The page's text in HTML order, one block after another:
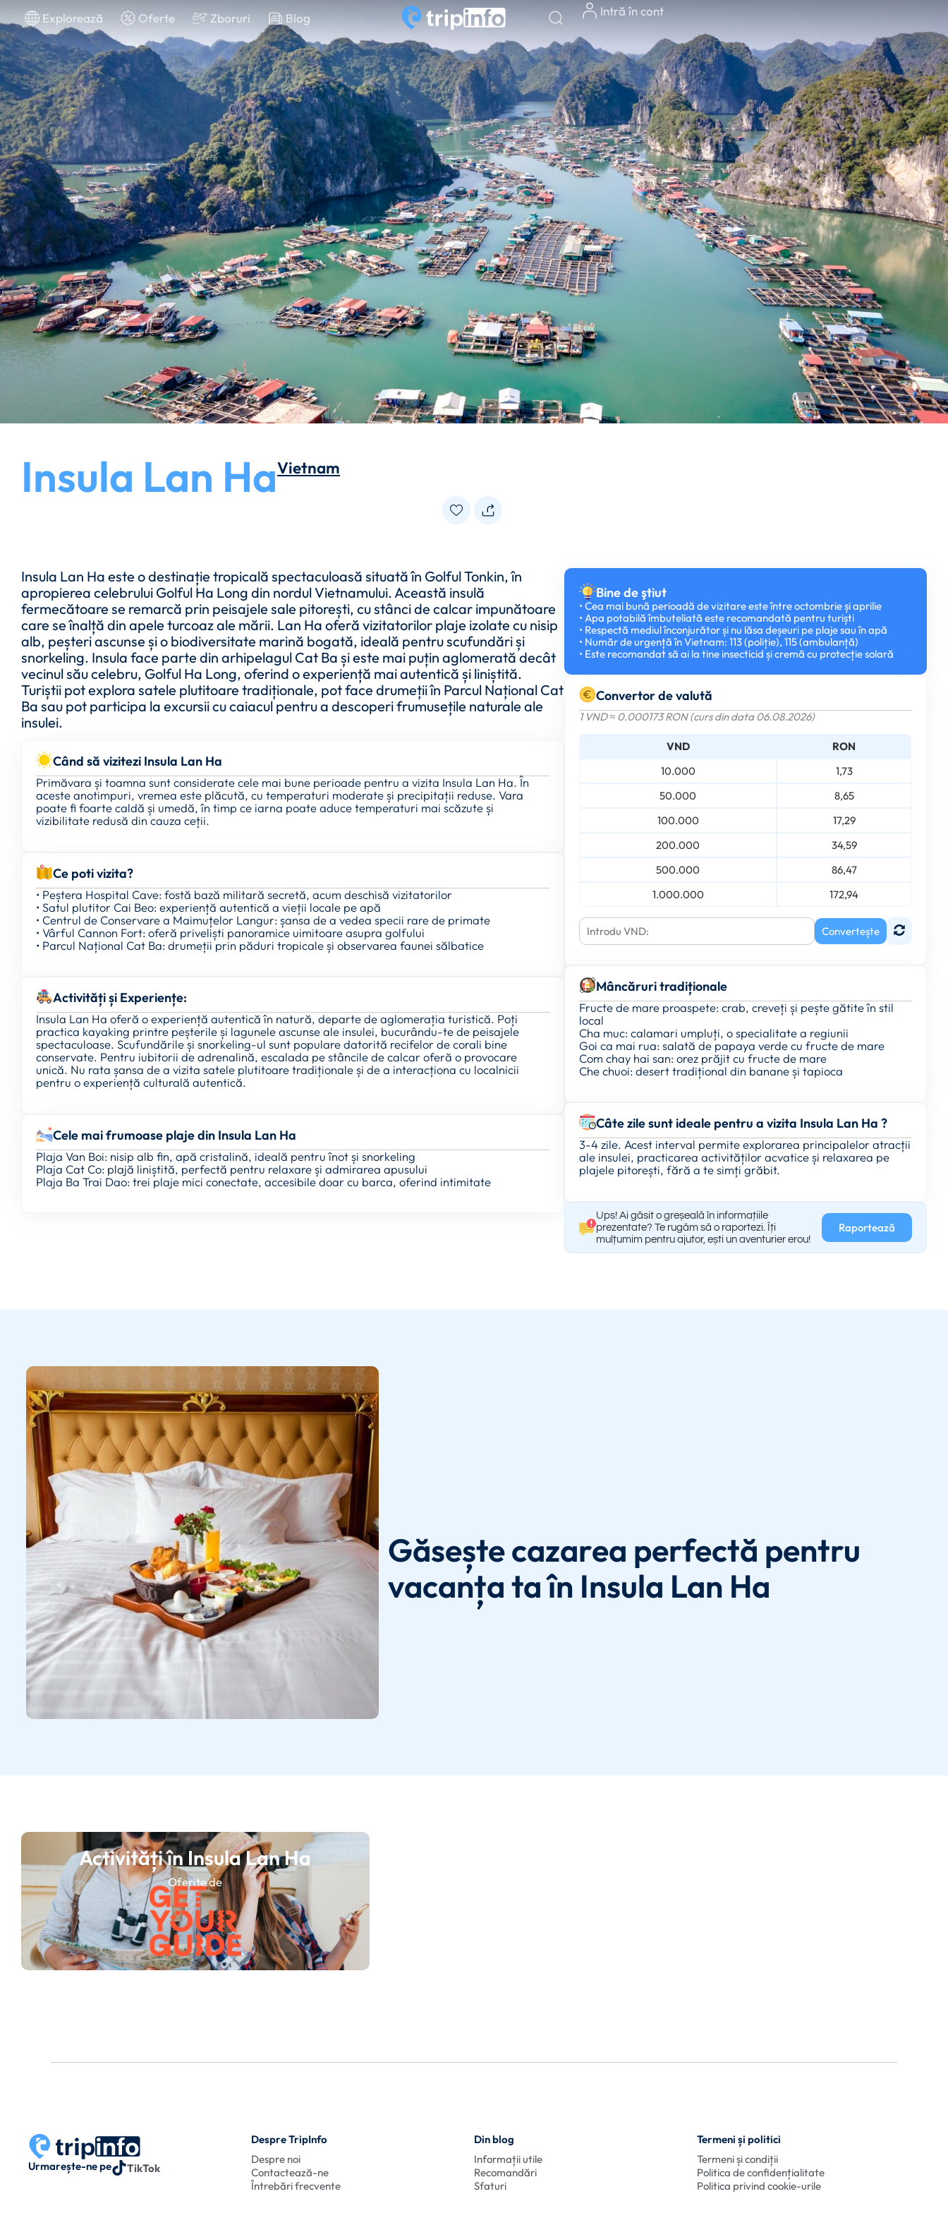
Explorează Oferte Zboruri Blog Intră în cont
Insula Lan HaVietnam
Insula Lan Ha este o destinație tropicală spectaculoasă situată în Golful Tonkin, în
apropierea celebrului Golful Ha Long din nordul Vietnamului. Această insulă
fermecătoare se remarcă prin peisajele sale pitorești, cu stânci de calcar impunătoare
care se înalță din apele turcoaz ale mării. Lan Ha oferă vizitatorilor plaje izolate cu nisip
alb, peșteri ascunse și o biodiversitate marină bogată, ideală pentru scufundări și
snorkeling. Insula face parte din arhipelagul Cat Ba și este mai puțin aglomerată decât
vecinul său celebru, Golful Ha Long, oferind o experiență mai autentică și liniștită.
Turiștii pot explora satele plutitoare tradiționale, pot face drumeții în Parcul Național Cat
Ba sau pot participa la excursii cu caiacul pentru a descoperi frumusețile naturale ale
insulei.
Când să vizitezi Insula Lan Ha
Primăvara și toamna sunt considerate cele mai bune perioade pentru a vizita Insula Lan Ha. În
aceste anotimpuri, vremea este plăcută, cu temperaturi moderate și precipitații reduse. Vara
poate fi foarte caldă și umedă, în timp ce iarna poate aduce temperaturi mai scăzute și
vizibilitate redusă din cauza ceții.
Ce poti vizita?
• Peștera Hospital Cave: fostă bază militară secretă, acum deschisă vizitatorilor
• Satul plutitor Cai Beo: experiență autentică a vieții locale pe apă
• Centrul de Conservare a Maimuțelor Langur: șansa de a vedea specii rare de primate
• Vârful Cannon Fort: oferă priveliști panoramice uimitoare asupra golfului
• Parcul Național Cat Ba: drumeții prin păduri tropicale și observarea faunei sălbatice
Activități și Experiențe:
Insula Lan Ha oferă o experiență autentică în natură, departe de aglomerația turistică. Poți
practica kayaking printre peșterile și lagunele ascunse ale insulei, bucurându-te de peisajele
spectaculoase. Scufundările și snorkeling-ul sunt populare datorită recifelor de corali bine
conservate. Pentru iubitorii de adrenalină, escalada pe stâncile de calcar oferă o provocare
unică. Nu rata șansa de a vizita satele plutitoare tradiționale și de a interacționa cu localnicii
pentru o experiență culturală autentică.
Cele mai frumoase plaje din Insula Lan Ha
Plaja Van Boi: nisip alb fin, apă cristalină, ideală pentru înot și snorkeling
Plaja Cat Co: plajă liniștită, perfectă pentru relaxare și admirarea apusului
Plaja Ba Trai Dao: trei plaje mici conectate, accesibile doar cu barca, oferind intimitate
Bine de ştiut
• Cea mai bună perioadă de vizitare este între octombrie și aprilie
• Apa potabilă îmbuteliată este recomandată pentru turiști
• Respectă mediul înconjurător și nu lăsa deșeuri pe plaje sau în apă
• Număr de urgență în Vietnam: 113 (poliție), 115 (ambulanță)
• Este recomandat să ai la tine insecticid și cremă cu protecție solară
Convertor de valută
1 VND ≈ 0.000173 RON (curs din data 06.08.2026)
VND
RON
10.000
1,73
50.000
8,65
100.000
17,29
200.000
34,59
500.000
86,47
1.000.000
172,94
Convertește
Mâncăruri tradiționale
Fructe de mare proaspete: crab, creveți și pește gătite în stil
local
Cha muc: calamari umpluți, o specialitate a regiunii
Goi ca mai rua: salată de papaya verde cu fructe de mare
Com chay hai san: orez prăjit cu fructe de mare
Che chuoi: desert tradițional din banane și tapioca
Câte zile sunt ideale pentru a vizita Insula Lan Ha ?
3-4 zile. Acest interval permite explorarea principalelor atracții
ale insulei, practicarea activităților acvatice și relaxarea pe
plajele pitorești, fără a te simți grăbit.
Ups! Ai găsit o greșeală în informațiile
prezentate? Te rugăm să o raportezi. Îți
mulțumim pentru ajutor, ești un aventurier erou!
Raportează
Găsește cazarea perfectă pentru
vacanța ta în Insula Lan Ha
Activități în Insula Lan Ha
Oferite de
Urmarește-ne pe TikTok
Despre TripInfo
Despre noi
Contactează-ne
Întrebări frecvente
Din blog
Informații utile
Recomandări
Sfaturi
Termeni și politici
Termeni și condiții
Politica de confidențialitate
Politica privind cookie-urile